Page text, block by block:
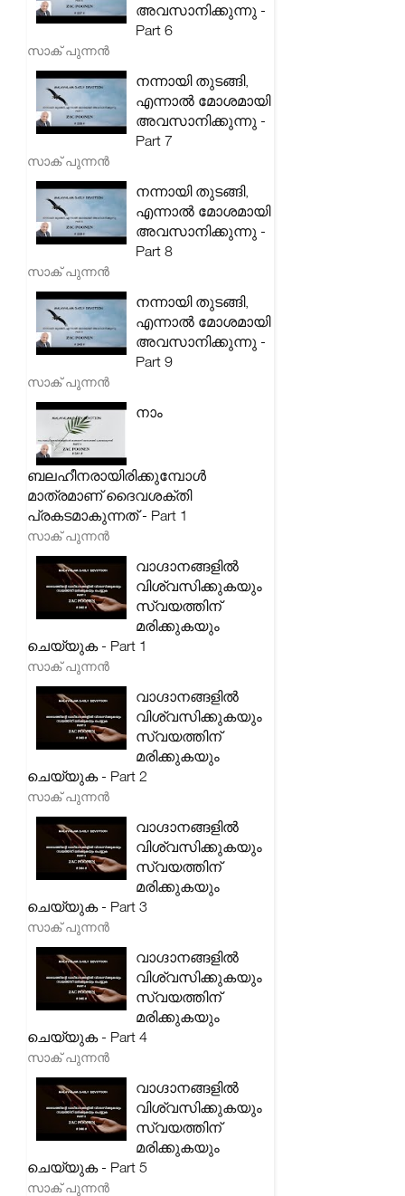
അവസാനിക്കുന്നു -
Part 6
സാക് പുന്നൻ
നന്നായി തുടങ്ങി,
എന്നാൽ മോശമായി
അവസാനിക്കുന്നു -
Part 7
സാക് പുന്നൻ
നന്നായി തുടങ്ങി,
എന്നാൽ മോശമായി
അവസാനിക്കുന്നു -
Part 8
സാക് പുന്നൻ
നന്നായി തുടങ്ങി,
എന്നാൽ മോശമായി
അവസാനിക്കുന്നു -
Part 9
സാക് പുന്നൻ
നാം
ബലഹീനരായിരിക്കുമ്പോൾ
മാത്രമാണ് ദൈവശക്തി
പ്രകടമാകുന്നത് - Part 1
സാക് പുന്നൻ
വാഗ്ദാനങ്ങളിൽ
വിശ്വസിക്കുകയും
സ്വയത്തിന്
മരിക്കുകയും
ചെയ്യുക - Part 1
സാക് പുന്നൻ
വാഗ്ദാനങ്ങളിൽ
വിശ്വസിക്കുകയും
സ്വയത്തിന്
മരിക്കുകയും
ചെയ്യുക - Part 2
സാക് പുന്നൻ
വാഗ്ദാനങ്ങളിൽ
വിശ്വസിക്കുകയും
സ്വയത്തിന്
മരിക്കുകയും
ചെയ്യുക - Part 3
സാക് പുന്നൻ
വാഗ്ദാനങ്ങളിൽ
വിശ്വസിക്കുകയും
സ്വയത്തിന്
മരിക്കുകയും
ചെയ്യുക - Part 4
സാക് പുന്നൻ
വാഗ്ദാനങ്ങളിൽ
വിശ്വസിക്കുകയും
സ്വയത്തിന്
മരിക്കുകയും
ചെയ്യുക - Part 5
സാക് പുന്നൻ